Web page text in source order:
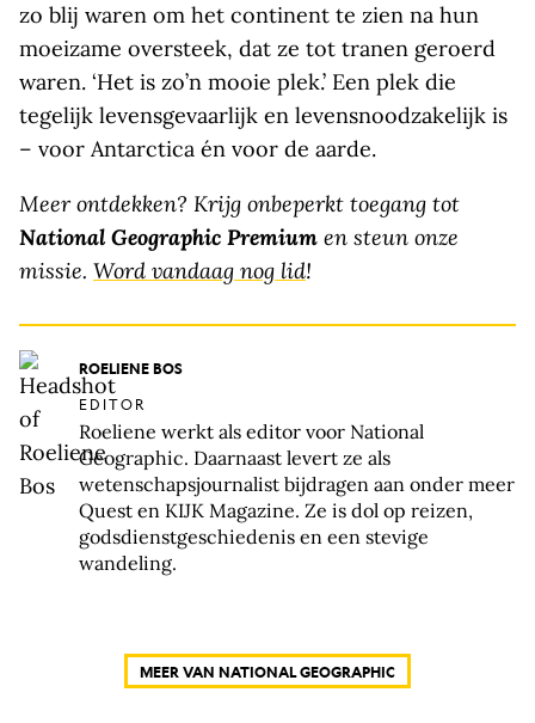
zo blij waren om het continent te zien na hun
moeizame oversteek, dat ze tot tranen geroerd
waren. ‘Het is zo’n mooie plek.’ Een plek die
tegelijk levensgevaarlijk en levensnoodzakelijk is
– voor Antarctica én voor de aarde.
Meer ontdekken? Krijg onbeperkt toegang tot
National Geographic Premium en steun onze
missie. Word vandaag nog lid!
ROELIENE BOS
EDITOR
Roeliene werkt als editor voor National
Geographic. Daarnaast levert ze als
wetenschapsjournalist bijdragen aan onder meer
Quest en KIJK Magazine. Ze is dol op reizen,
godsdienstgeschiedenis en een stevige
wandeling.
MEER VAN NATIONAL GEOGRAPHIC